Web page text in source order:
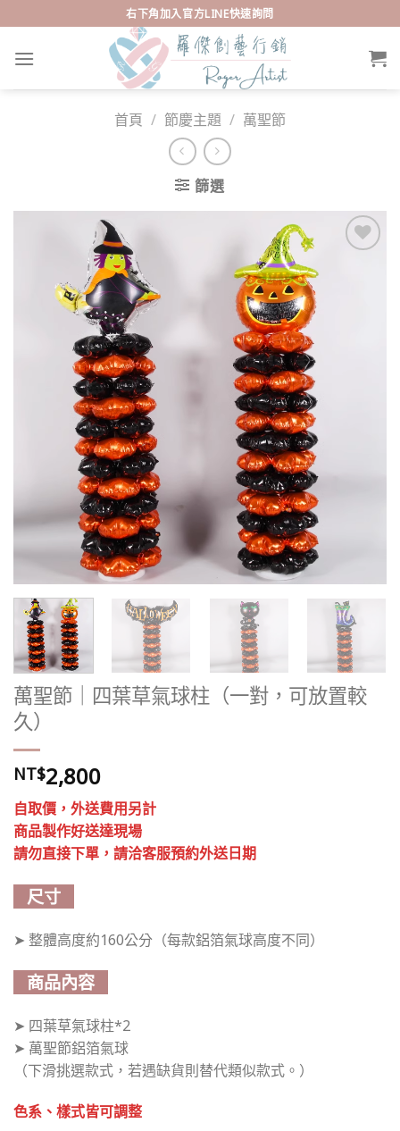
to
content
右下角加入官方LINE快速詢問
首頁 / 節慶主題 / 萬聖節
篩選
萬聖節｜四葉草氣球柱（一對，可放置較
久）
NT$2,800
自取價，外送費用另計
商品製作好送達現場
請勿直接下單，請洽客服預約外送日期
尺寸
➤ 整體高度約160公分（每款鋁箔氣球高度不同）
商品內容
➤ 四葉草氣球柱*2
➤ 萬聖節鋁箔氣球
（下滑挑選款式，若遇缺貨則替代類似款式。）
色系、樣式皆可調整